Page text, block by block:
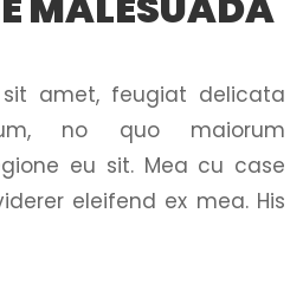
amet, feugiat delicata
no quo maiorum
eu sit. Mea cu case
eleifend ex mea. His